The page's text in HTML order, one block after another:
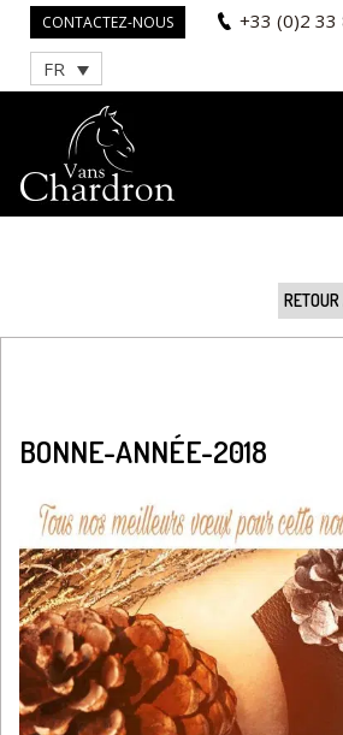
CONTACTEZ-NOUS +33 (0)2 33
FR
BONNE-ANNÉE-2018